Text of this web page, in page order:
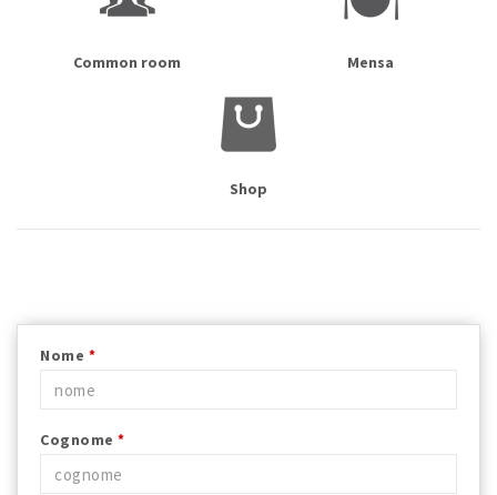
Common room Mensa
Shop
Nome *
Cognome *